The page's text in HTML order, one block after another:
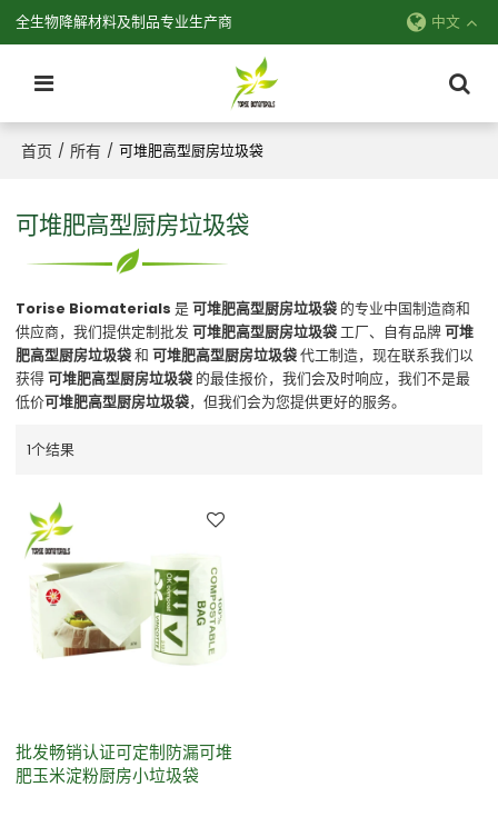
全生物降解材料及制品专业生产商 中文
首页 / 所有 / 可堆肥高型厨房垃圾袋
可堆肥高型厨房垃圾袋
Torise Biomaterials 是可堆肥高型厨房垃圾袋 的专业中国制造商和
供应商，我们提供定制批发可堆肥高型厨房垃圾袋工厂、自有品牌可堆
肥高型厨房垃圾袋和可堆肥高型厨房垃圾袋代工制造，现在联系我们以
获得可堆肥高型厨房垃圾袋 的最佳报价，我们会及时响应，我们不是最
低价可堆肥高型厨房垃圾袋，但我们会为您提供更好的服务。
1个结果
批发畅销认证可定制防漏可堆
肥玉米淀粉厨房小垃圾袋